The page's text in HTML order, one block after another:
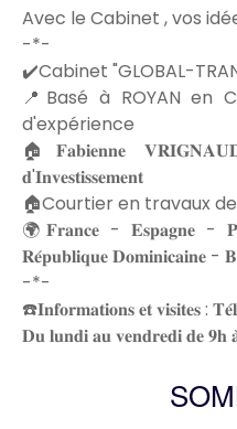
Avec le Cabinet , vos
-*-
✔️Cabinet "GLOBAL-
📍Basé à ROYAN en
d'expérience
🏠𝐅𝐚𝐛𝐢𝐞𝐧𝐧𝐞
𝐝'𝐈𝐧𝐯𝐞𝐬𝐭𝐢𝐬𝐬𝐞𝐦𝐞𝐧𝐭
🏠Courtier en travaux
🌍𝐅𝐫𝐚𝐧𝐜𝐞 - 𝐄𝐬𝐩𝐚𝐠𝐧𝐞 -
𝐑𝐞́𝐩𝐮𝐛𝐥𝐢𝐪𝐮𝐞 𝐃𝐨𝐦𝐢𝐧𝐢𝐜𝐚𝐢𝐧𝐞 -
-*-
☎️𝐈𝐧𝐟𝐨𝐫𝐦𝐚𝐭𝐢𝐨𝐧𝐬 𝐞𝐭 𝐯𝐢𝐬𝐢𝐭𝐞𝐬 :
𝐃𝐮 𝐥𝐮𝐧𝐝𝐢 𝐚𝐮 𝐯𝐞𝐧𝐝𝐫𝐞𝐝𝐢 𝐝𝐞 𝟗𝐡